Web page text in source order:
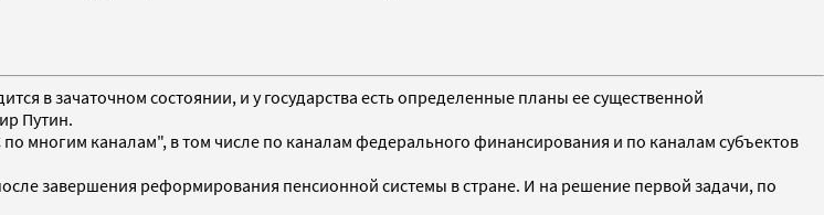
в зачаточном состоянии, и у государства есть определенные планы ее существенной
Путин.
многим каналам", в том числе по каналам федерального финансирования и по каналам субъектов
завершения реформирования пенсионной системы в стране. И на решение первой задачи, по